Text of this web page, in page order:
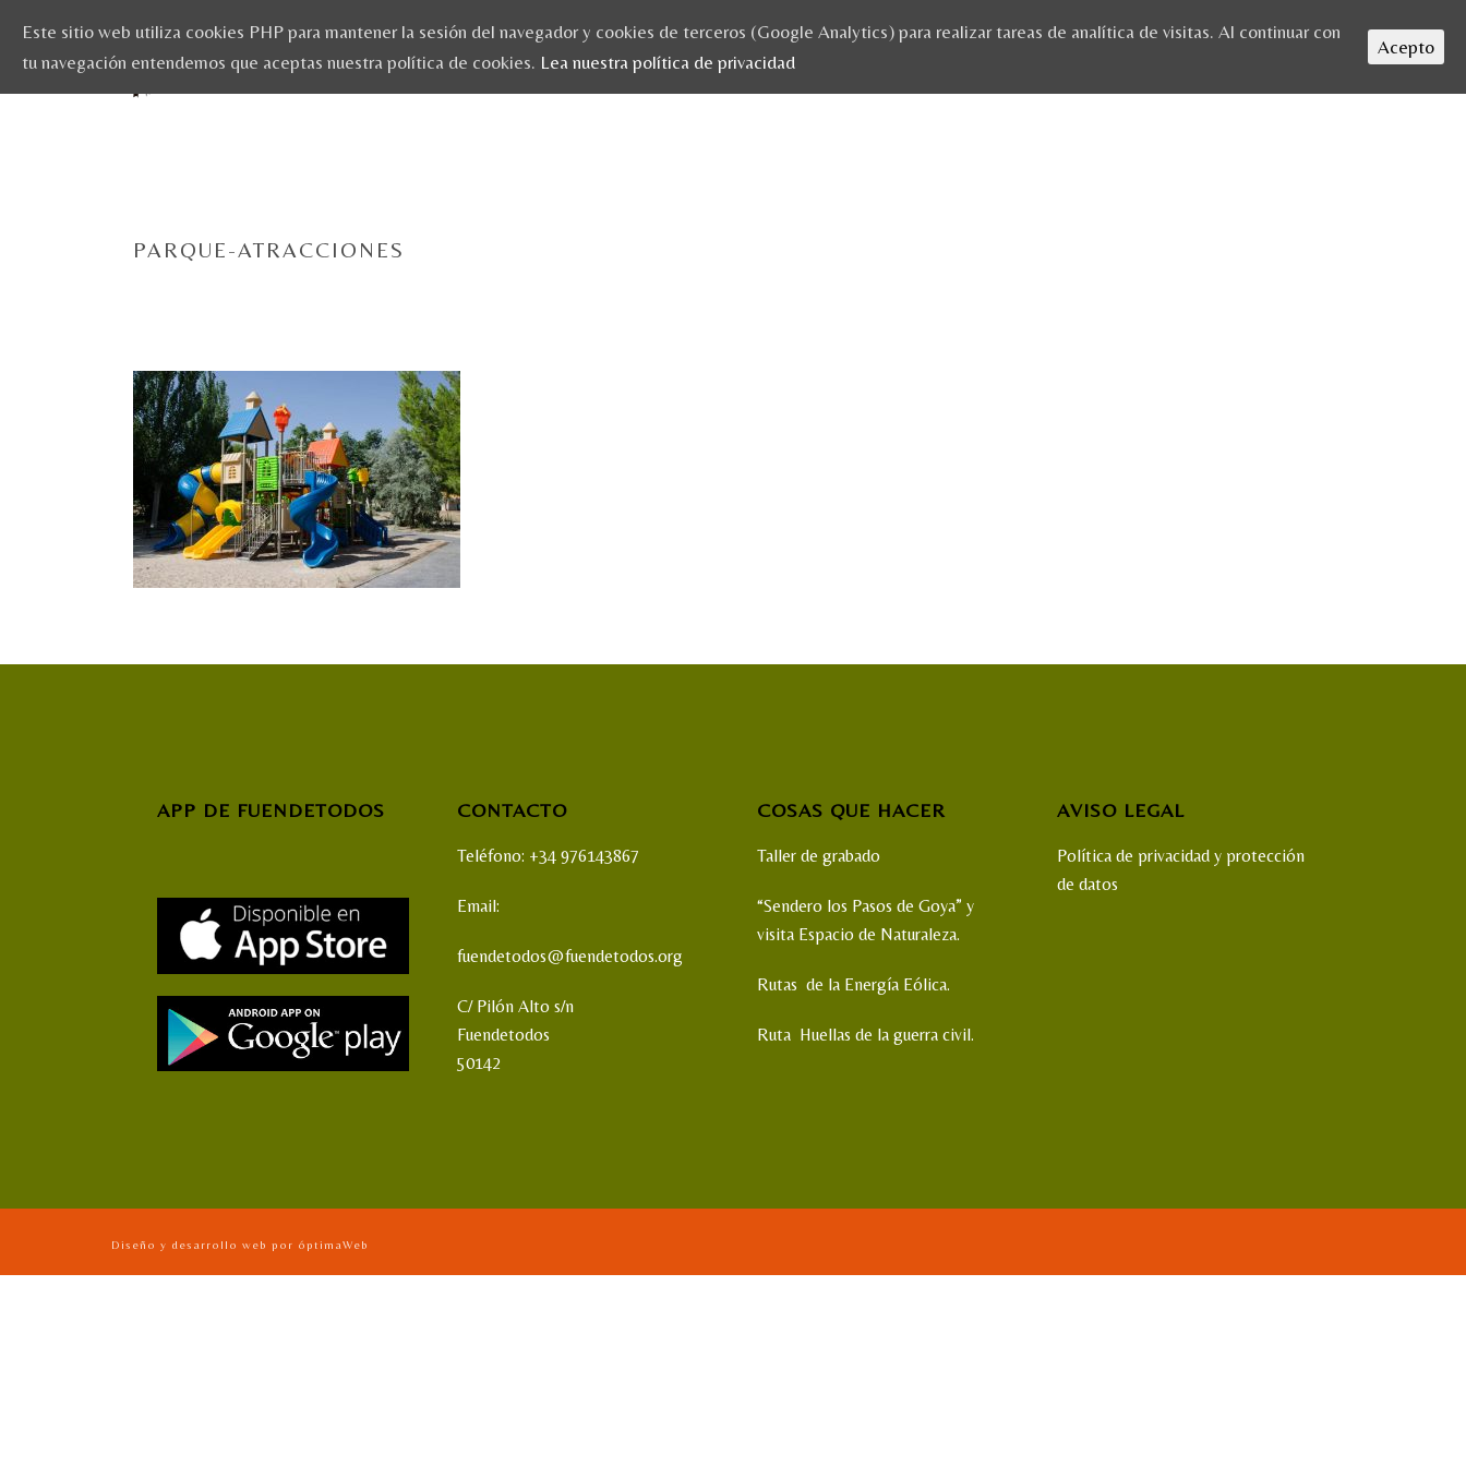
PARQUE-ATRACCIONES
APP DE FUENDETODOS CONTACTO
Teléfono: +34 976143867
Email:
fuendetodos@fuendetodos.org
C/ Pilón Alto s/n
Fuendetodos
50142
COSAS QUE HACER
Taller de grabado
“Sendero los Pasos de Goya” y
visita Espacio de Naturaleza.
Rutas de la Energía Eólica.
Ruta Huellas de la guerra civil.
AVISO LEGAL
Política de privacidad y protección
de datos
Diseño y desarrollo web por óptimaWeb
Este sitio web utiliza cookies PHP para mantener la sesión del navegador y cookies de terceros (Google Analytics) para realizar tareas de analítica de visitas. Al continuar con
tu navegación entendemos que aceptas nuestra política de cookies. Lea nuestra política de privacidad
Acepto